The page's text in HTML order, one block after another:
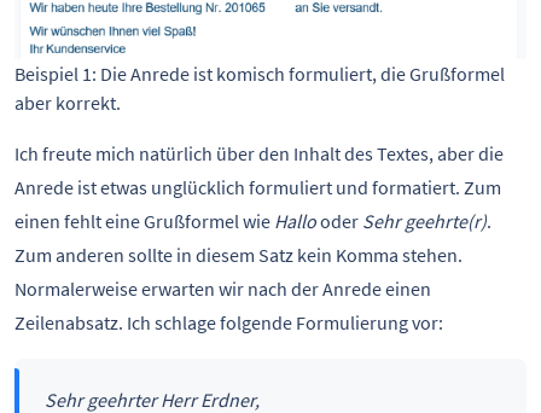
Beispiel 1: Die Anrede ist komisch formuliert, die Grußformel
aber korrekt.
Ich freute mich natürlich über den Inhalt des Textes, aber die
Anrede ist etwas unglücklich formuliert und formatiert. Zum
einen fehlt eine Grußformel wie Hallooder Sehr geehrte(r).
Zum anderen sollte in diesem Satz kein Komma stehen.
Normalerweise erwarten wir nach der Anrede einen
Zeilenabsatz. Ich schlage folgende Formulierung vor:
Sehr geehrter Herr Erdner,